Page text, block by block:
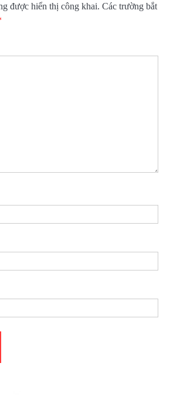
được hiển thị công khai. Các trường bắt